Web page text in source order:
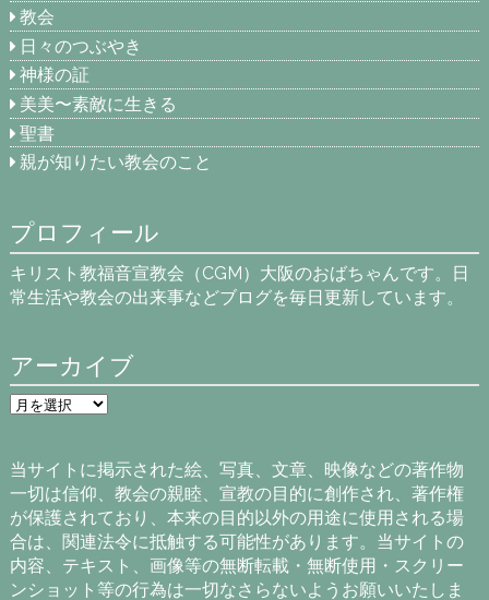
教会
日々のつぶやき
神様の証
美美〜素敵に生きる
聖書
親が知りたい教会のこと
プロフィール
キリスト教福音宣教会（CGM）大阪のおばちゃんです。日
常生活や教会の出来事などブログを毎日更新しています。
アーカイブ
ア
ー
ブ
当サイトに掲示された絵、写真、文章、映像などの著作物
一切は信仰、教会の親睦、宣教の目的に創作され、著作権
が保護されており、本来の目的以外の用途に使用される場
合は、関連法令に抵触する可能性があります。当サイトの
内容、テキスト、画像等の無断転載・無断使用・スクリー
ンショット等の行為は一切なさらないようお願いいたしま